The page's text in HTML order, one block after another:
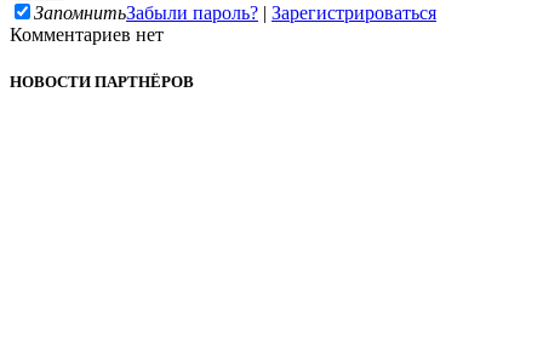
ЗапомнитьЗабыли пароль? | Зарегистрироваться
Комментариев нет
НОВОСТИ ПАРТНЁРОВ